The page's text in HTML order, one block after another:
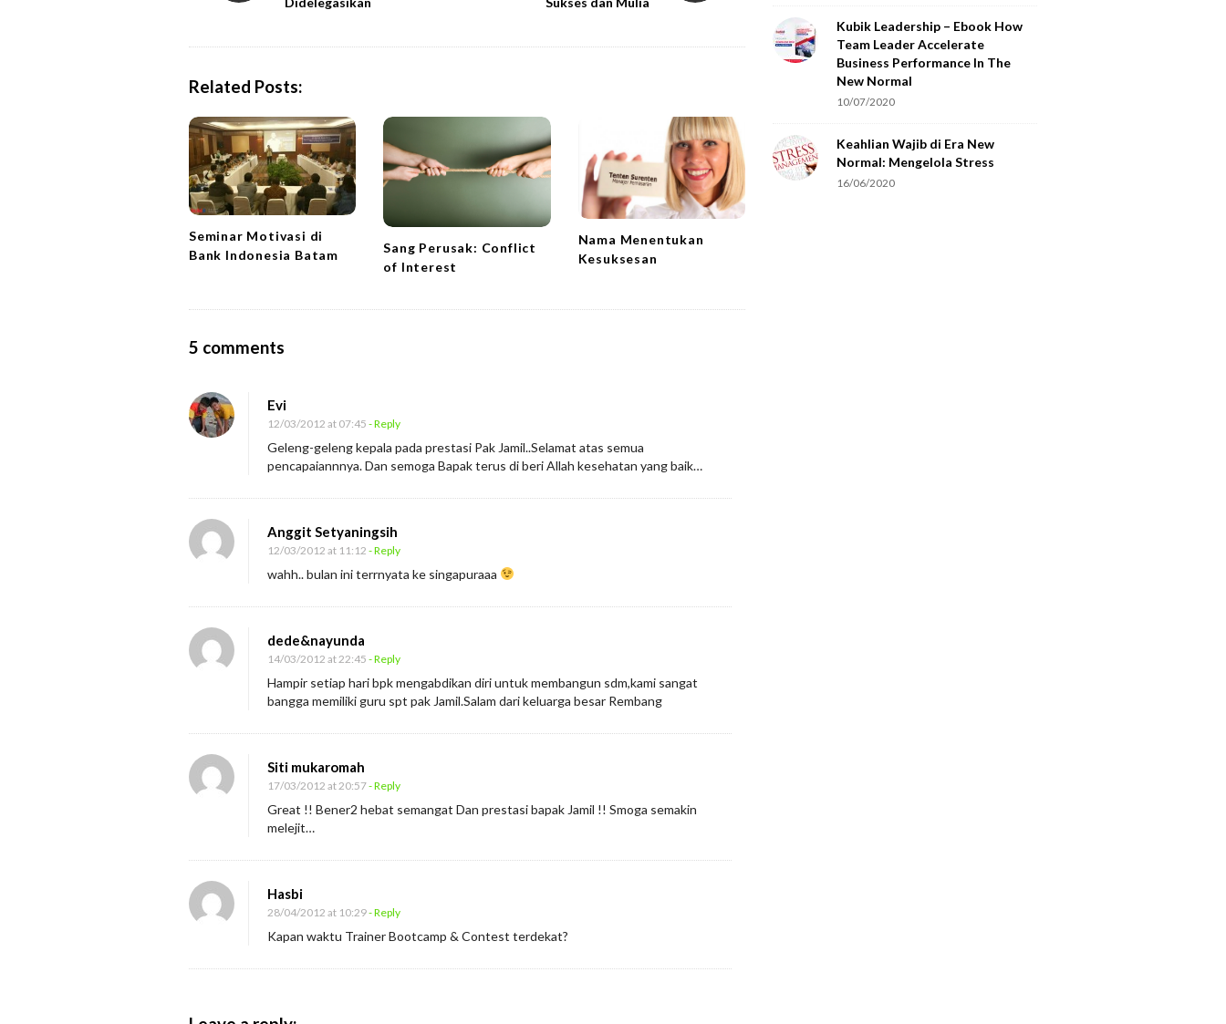
Related Posts:
Seminar Motivasi di
Bank Indonesia Batam
Sang Perusak: Conflict
of Interest
Nama Menentukan
Kesuksesan
5 comments
J
a
d
w
a
J
A
r
e
t
0
1
2
Evi
12/03/2012 at 07:45 - Reply
Geleng-geleng kepala pada prestasi Pak Jamil..Selamat atas semua
pencapaiannnya. Dan semoga Bapak terus di beri Allah kesehatan yang baik…
Anggit Setyaningsih
12/03/2012 at 11:12 - Reply
wahh.. bulan ini terrnyata ke singapuraaa
dede&nayunda
14/03/2012 at 22:45 - Reply
Hampir setiap hari bpk mengabdikan diri untuk membangun sdm,kami sangat
bangga memiliki guru spt pak Jamil.Salam dari keluarga besar Rembang
Siti mukaromah
17/03/2012 at 20:57- Reply
Great !! Bener2 hebat semangat Dan prestasi bapak Jamil !! Smoga semakin
melejit…
Hasbi
28/04/2012 at 10:29- Reply
Kapan waktu Trainer Bootcamp & Contest terdekat?
Kubik Leadership – Ebook How
Team Leader Accelerate
Business Performance In The
New Normal
10/07/2020
Keahlian Wajib di Era New
Normal: Mengelola Stress
16/06/2020